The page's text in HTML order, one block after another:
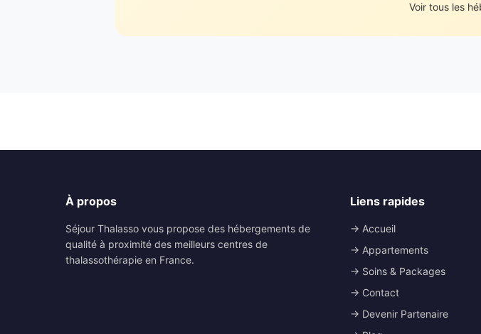
Voir tous les
À propos
Séjour Thalasso vous propose des hébergements de
qualité à proximité des meilleurs centres de
thalassothérapie en France.
Liens rapides
→ Accueil
→ Appartements
→ Soins & Packages
→ Contact
→ Devenir Partenaire